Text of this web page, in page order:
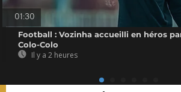
01:30
Football : Vozinha accueilli en héros
Colo-Colo
Il y a 2 heures